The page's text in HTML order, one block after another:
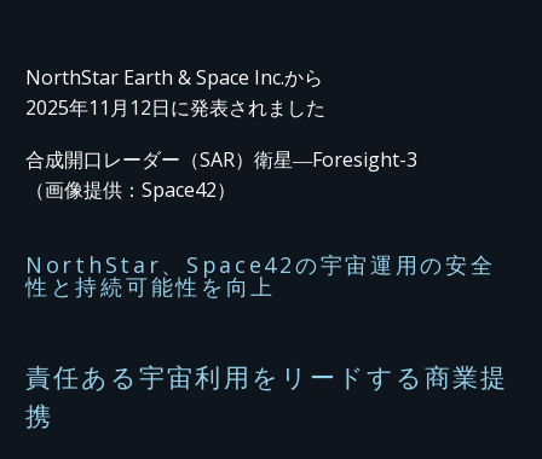
NorthStar Earth & Space Inc.から
2025年11月12日に発表されました
合成開口レーダー（SAR）衛星―Foresight-3
（画像提供：Space42）
NorthStar、Space42の宇宙運用の安全
性と持続可能性を向上
責任ある宇宙利用をリードする商業提
携